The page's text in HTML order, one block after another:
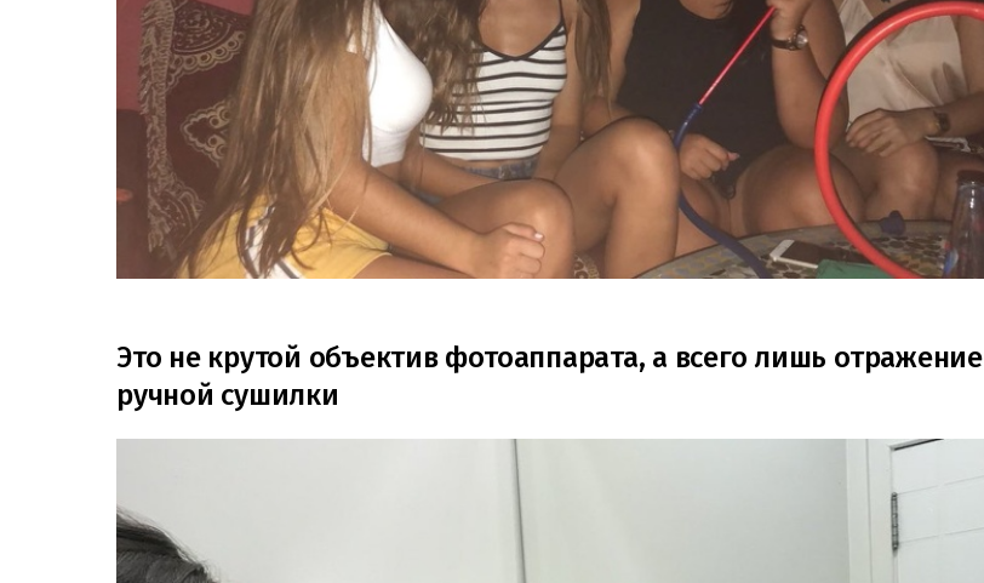
Это не крутой объектив фотоаппарата, а всего лишь отражение
ручной сушилки